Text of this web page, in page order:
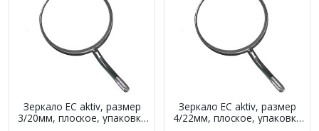
Зеркало EC aktiv, размер
3/20мм, плоское, упаковка
Зеркало EC aktiv, размер
4/22мм, плоское, упаковка